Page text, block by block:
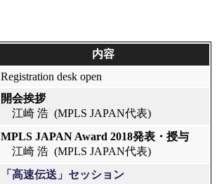
内容
Registration desk open
開会挨拶
江崎 浩 (MPLS JAPAN代表)
MPLS JAPAN Award 2018発表・授与
江崎 浩 (MPLS JAPAN代表)
「高速伝送」セッション